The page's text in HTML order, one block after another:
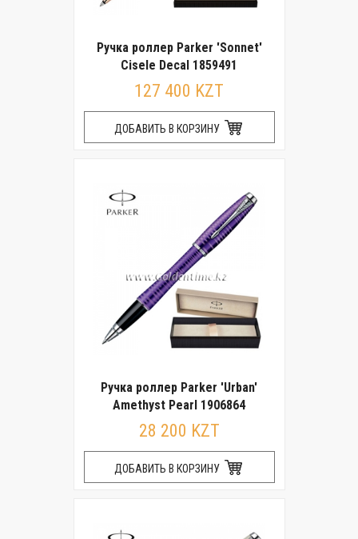
Ручка роллер Parker 'Sonnet'
Cisele Decal 1859491
127 400 KZT
ДОБАВИТЬ В КОРЗИНУ
Ручка роллер Parker 'Urban'
Amethyst Pearl 1906864
28 200 KZT
ДОБАВИТЬ В КОРЗИНУ